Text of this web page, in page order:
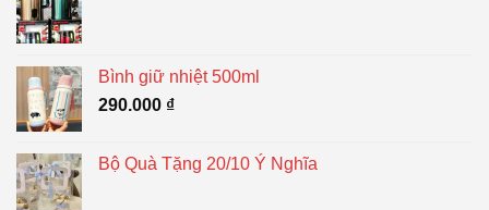
Bình giữ nhiệt 500ml
290.000 ₫
Bộ Quà Tặng 20/10 Ý Nghĩa